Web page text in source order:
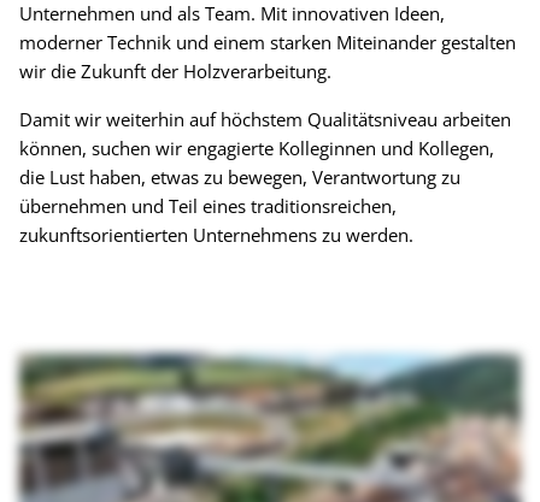
Unternehmen und als Team. Mit innovativen Ideen,
moderner Technik und einem starken Miteinander gestalten
wir die Zukunft der Holzverarbeitung.
Damit wir weiterhin auf höchstem Qualitätsniveau arbeiten
können, suchen wir engagierte Kolleginnen und Kollegen,
die Lust haben, etwas zu bewegen, Verantwortung zu
übernehmen und Teil eines traditionsreichen,
zukunftsorientierten Unternehmens zu werden.